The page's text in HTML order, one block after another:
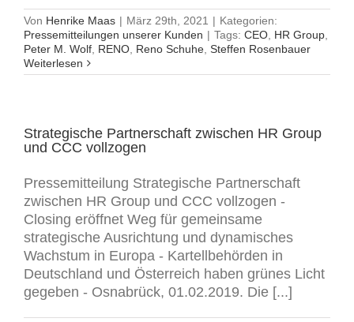
Von Henrike Maas | März 29th, 2021 | Kategorien:
Pressemitteilungen unserer Kunden | Tags: CEO HR Group
Peter M. Wolf RENO Reno Schuhe Steffen Rosenbauer
Weiterlesen
Strategische Partnerschaft zwischen HR Group
und CCC vollzogen
Pressemitteilung Strategische Partnerschaft
zwischen HR Group und CCC vollzogen -
Closing eröffnet Weg für gemeinsame
strategische Ausrichtung und dynamisches
Wachstum in Europa - Kartellbehörden in
Deutschland und Österreich haben grünes Licht
gegeben - Osnabrück, 01.02.2019. Die [...]